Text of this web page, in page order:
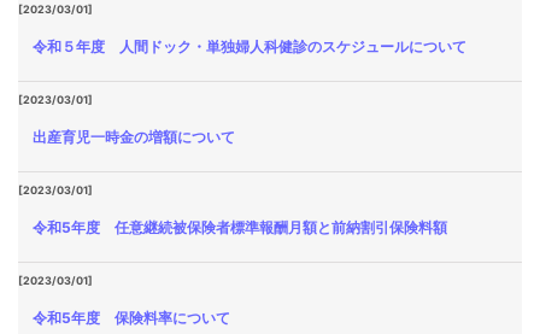
[2023/03/01]
令和５年度 人間ドック・単独婦人科健診のスケジュールについて
[2023/03/01]
出産育児一時金の増額について
[2023/03/01]
令和5年度 任意継続被保険者標準報酬月額と前納割引保険料額
[2023/03/01]
令和5年度 保険料率について